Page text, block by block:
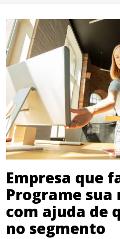
Empresa que
Programe sua
com ajuda de
no segmento